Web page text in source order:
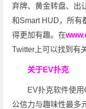
弃牌、黄金转盘、出
和Smart HUD，所有
得更加有趣。在
Twitter上可以找到有
关于EV扑克
EV扑克软件使
公信力与趣味性最多